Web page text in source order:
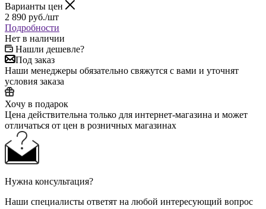
Варианты цен
2 890 руб./шт
Подробности
Нет в наличии
Нашли дешевле?
Под заказ
Наши менеджеры обязательно свяжутся с вами и уточнят
условия заказа
Хочу в подарок
Цена действительна только для интернет-магазина и может
отличаться от цен в розничных магазинах
Нужна консультация?
Наши специалисты ответят на любой интересующий вопрос